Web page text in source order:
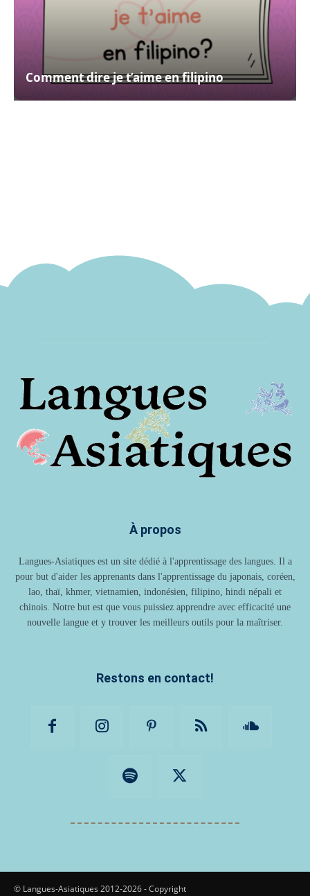
Comment dire je t’aime en filipino
À propos
Langues-Asiatiques est un site dédié à l'apprentissage des langues. Il a
pour but d'aider les apprenants dans l'apprentissage du japonais, coréen,
lao, thaï, khmer, vietnamien, indonésien, filipino, hindi népali et
chinois. Notre but est que vous puissiez apprendre avec efficacité une
nouvelle langue et y trouver les meilleurs outils pour la maîtriser.
Restons en contact!
© Langues-Asiatiques 2012-2026 - Copyright